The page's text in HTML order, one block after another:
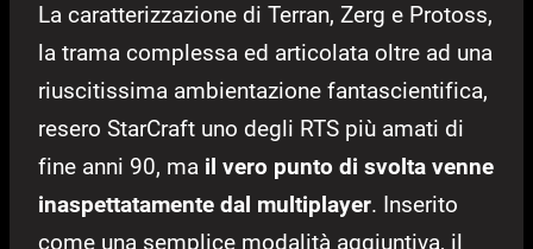
La caratterizzazione di Terran, Zerg e Protoss,
la trama complessa ed articolata oltre ad una
riuscitissima ambientazione fantascientifica,
resero StarCraft uno degli RTS più amati di
fine anni 90, ma il vero punto di svolta venne
inaspettatamente dal multiplayer. Inserito
come una semplice modalità aggiuntiva, il